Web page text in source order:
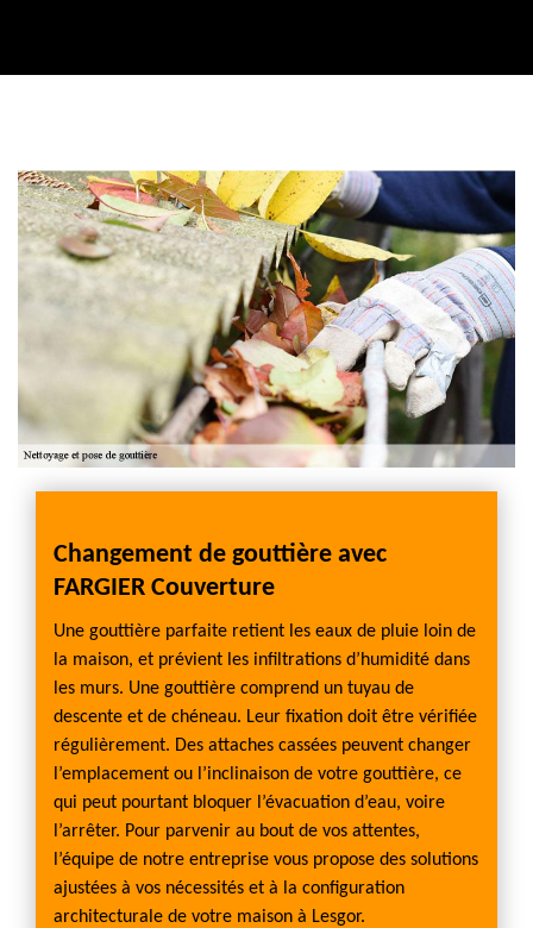
Changement de gouttière avec
FARGIER Couverture
Une gouttière parfaite retient les eaux de pluie loin de
la maison, et prévient les infiltrations d’humidité dans
les murs. Une gouttière comprend un tuyau de
descente et de chéneau. Leur fixation doit être vérifiée
régulièrement. Des attaches cassées peuvent changer
l’emplacement ou l’inclinaison de votre gouttière, ce
qui peut pourtant bloquer l’évacuation d’eau, voire
l’arrêter. Pour parvenir au bout de vos attentes,
l’équipe de notre entreprise vous propose des solutions
ajustées à vos nécessités et à la configuration
architecturale de votre maison à Lesgor.